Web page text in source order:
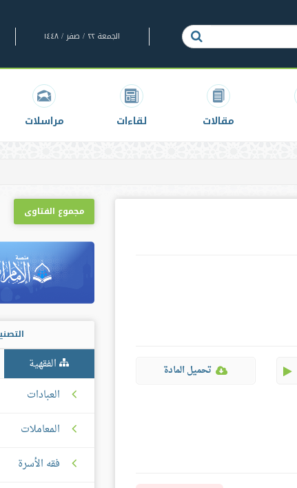
الجمعة ٢٢ / صفر / ١٤٤٨
مقالات لقاءات مراسلات
تحميل المادة
مجموع الفتاوى
الفقهية
العبادات
المعاملات
فقه الأسرة